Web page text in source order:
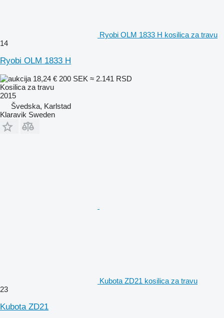
Ryobi OLM 1833 H kosilica za travu
14
Ryobi OLM 1833 H
18,24 € 200 SEK ≈ 2.141 RSD
Kosilica za travu
2015
Švedska, Karlstad
Klaravik Sweden
Kubota ZD21 kosilica za travu
23
Kubota ZD21